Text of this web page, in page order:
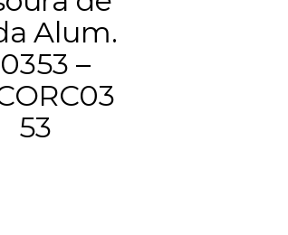
Alum.
–
53